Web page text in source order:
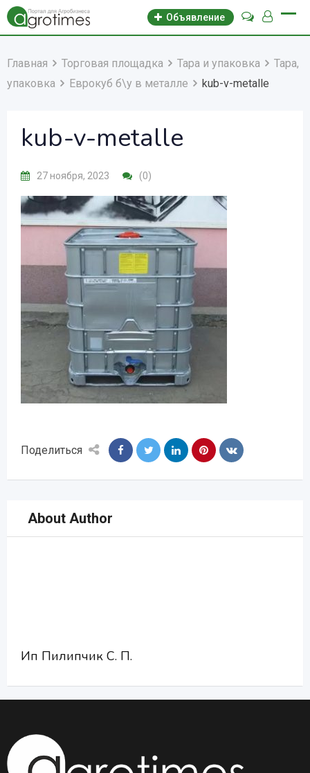
Объявление
Главная Торговая площадка Тара и упаковка
Тара,
упаковка
Еврокуб б\у в металле kub-v-metalle
kub-v-metalle
27 ноября, 2023 (0)
Поделиться
About Author
Ип Пилипчик С. П.